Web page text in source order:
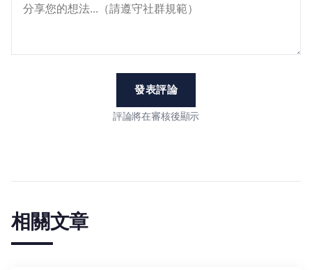
發表評論
評論將在審核後顯示
相關文章